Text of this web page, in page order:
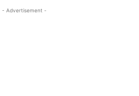
- Advertisement -